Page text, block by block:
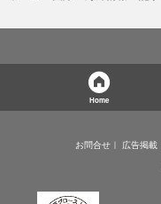
Home
お問合せ 広告掲載